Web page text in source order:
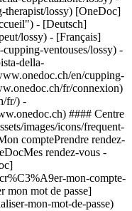
therapist/lossy) [OneDoc]
- [Deutsch]
lossy) - [Français]
ventouses/lossy) -
della-
en/cupping-
fr/connexion)
fr/) -
#### Centre
images/icons/frequent-
comptePrendre rendez-
rendez-vous -
mon-compte-
mot de passe]
mon-mot-de-passe)